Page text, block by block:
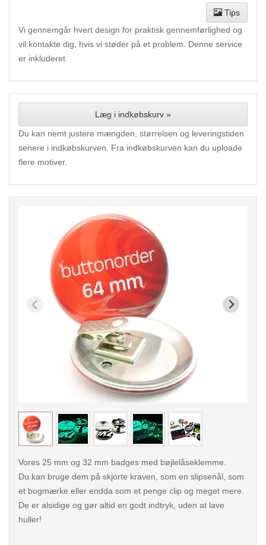
Tips
Vi gennemgår hvert design for praktisk gennemførlighed og
vil kontakte dig, hvis vi støder på et problem. Denne service
er inkluderet
Læg i indkøbskurv »
Du kan nemt justere mængden, størrelsen og leveringstiden
senere i indkøbskurven. Fra indkøbskurven kan du uploade
flere motiver.
< /picture>
Vores 25 mm og 32 mm badges med bøjlelåseklemme.
Du kan bruge dem på skjorte kraven, som en slipsenål, som
et bogmærke eller endda som et penge clip og meget mere.
De er alsidige og gør altid en godt indtryk, uden at lave
huller!